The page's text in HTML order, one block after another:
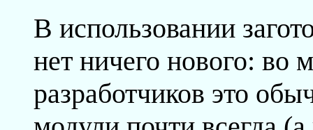
В использовании
нет ничего нового: во
разработчиков это